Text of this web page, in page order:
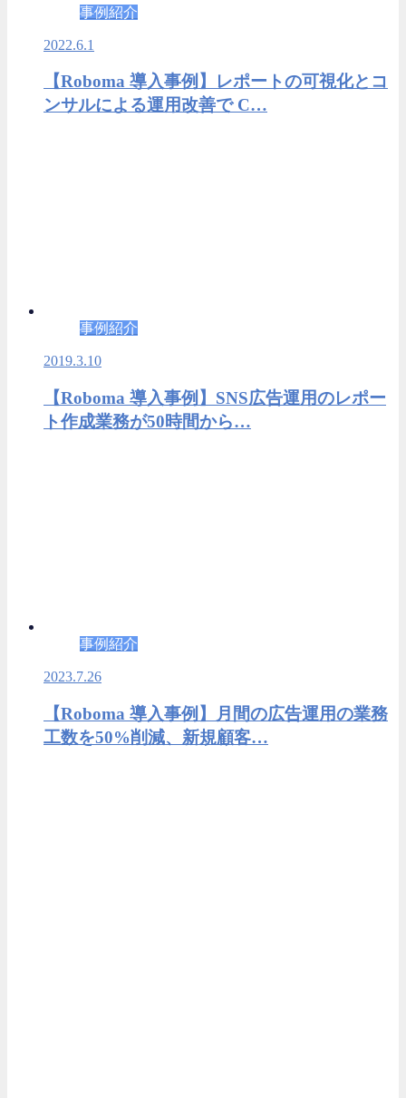
事例紹介
2022.6.1
【Roboma 導入事例】レポートの可視化とコ
ンサルによる運用改善で C…
事例紹介
2019.3.10
【Roboma 導入事例】SNS広告運用のレポー
ト作成業務が50時間から…
事例紹介
2023.7.26
【Roboma 導入事例】月間の広告運用の業務
工数を50%削減、新規顧客…